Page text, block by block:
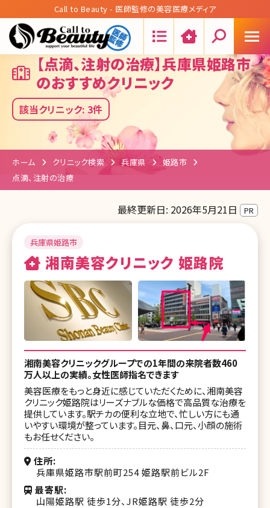
Call to Beauty - 医師監修の美容医療メディア
【点滴、注射の治療】兵庫県姫路市
のおすすめクリニック
該当クリニック: 3件
ホーム クリニック検索 兵庫県
姫路市
点滴、注射の治療
最終更新日: 2026年5月21日 PR
兵庫県姫路市
湘南美容クリニック 姫路院
湘南美容クリニックグループでの1年間の来院者数460
万人以上の実績。女性医師指名できます
美容医療をもっと身近に感じていただくために、湘南美容
クリニック姫路院はリーズナブルな価格で高品質な治療を
提供しています。駅チカの便利な立地で、忙しい方にも通
いやすい環境が整っています。目元、鼻、口元、小顔の施術
もお任せください。
住所
兵庫県姫路市駅前町254 姫路駅前ビル2F
最寄駅
山陽姫路駅 徒歩1分、JR姫路駅 徒歩2分